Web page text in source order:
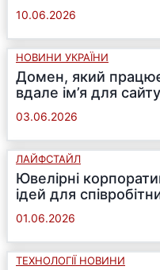
10.06.2026
НОВИНИ УКРАЇНИ
Домен, який
вдале ім’я для сайту
03.06.2026
ЛАЙФСТАЙЛ
Ювелірні
ідей для
01.06.2026
ТЕХНОЛОГІЇ НОВИНИ